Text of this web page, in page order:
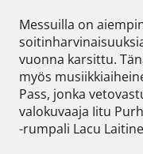
Messuilla on
vuonna karsittu.
myös
Pass, jonka
valokuvaaja Iitu
-rumpali Lacu